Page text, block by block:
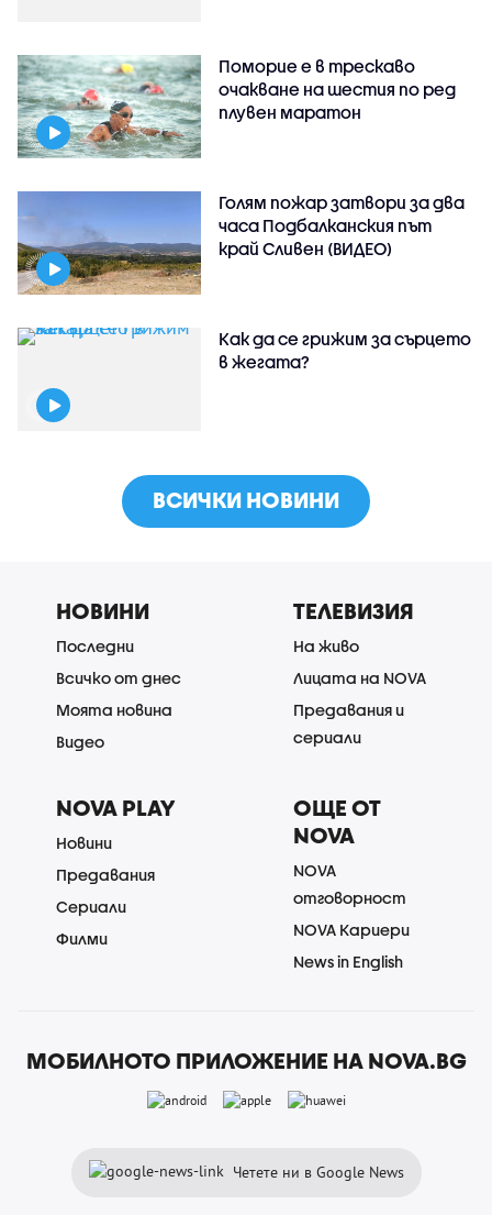
Поморие е в трескаво
очакване на шестия по ред
плувен маратон
Голям пожар затвори за два
часа Подбалканския път
край Сливен (ВИДЕО)
Как да се грижим за сърцето
в жегата?
ВСИЧКИ НОВИНИ
НОВИНИ
Последни
Всичко от днес
Моята новина
Видео
ТЕЛЕВИЗИЯ
На живо
Лицата на NOVA
Предавания и
сериали
NOVA PLAY
Новини
Предавания
Сериали
Филми
ОЩЕ ОТ
NOVA
NOVA
отговорност
NOVA Кариери
News in English
МОБИЛНОТО ПРИЛОЖЕНИЕ НА NOVA.BG
Четете ни в Google News